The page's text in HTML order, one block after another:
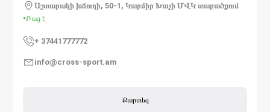
Աշտարակի խճուղի, 50-1, Կարմիր Խաչի ՄՎԿ տարածքում
•Բաց է
+37441777772
info@cross-sport.am
Քարտեզ